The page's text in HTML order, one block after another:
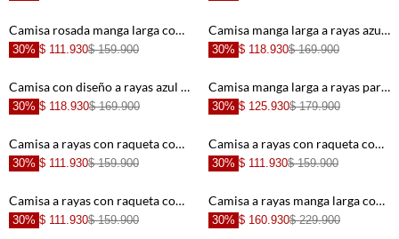
+ +
+ +
+ +
+ +
Camisa rosada manga larga con diseño a rayas para hombre
30% $ 111.930$ 159.900
Camisa manga larga a rayas azul para hombre
30% $ 118.930$ 169.900
Camisa con diseño a rayas azul para hombre
30% $ 118.930$ 169.900
Camisa manga larga a rayas para hombre
30% $ 125.930$ 179.900
Camisa a rayas con raqueta con textura lisa para hombre
30% $ 111.930$ 159.900
Camisa a rayas con raqueta con acabado suave para hombre
30% $ 111.930$ 159.900
Camisa a rayas con raqueta con diseño minimalista para hombre
30% $ 111.930$ 159.900
Camisa a rayas manga larga con cuello estructurado para hombre
30% $ 160.930$ 229.900